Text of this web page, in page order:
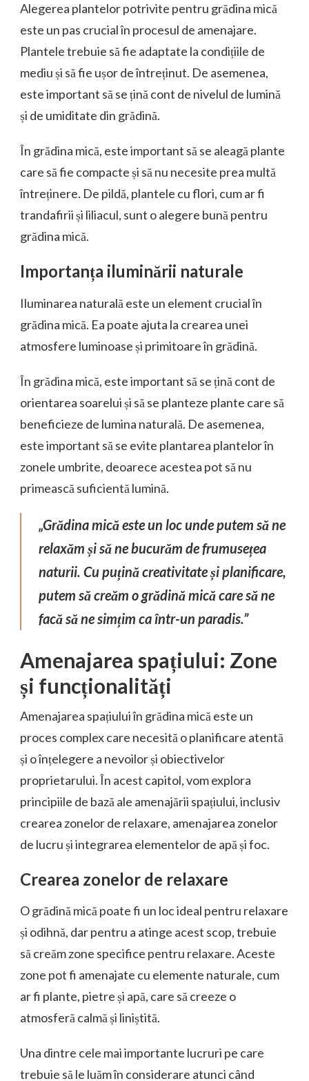
Alegerea plantelor potrivite pentru grădina mică
este un pas crucial în procesul de amenajare.
Plantele trebuie să fie adaptate la condițiile de
mediu și să fie ușor de întreținut. De asemenea,
este important să se țină cont de nivelul de lumină
și de umiditate din grădină.
În grădina mică, este important să se aleagă plante
care să fie compacte și să nu necesite prea multă
întreținere. De pildă, plantele cu flori, cum ar fi
trandafirii și liliacul, sunt o alegere bună pentru
grădina mică.
Importanța iluminării naturale
Iluminarea naturală este un element crucial în
grădina mică. Ea poate ajuta la crearea unei
atmosfere luminoase și primitoare în grădină.
În grădina mică, este important să se țină cont de
orientarea soarelui și să se planteze plante care să
beneficieze de lumina naturală. De asemenea,
este important să se evite plantarea plantelor în
zonele umbrite, deoarece acestea pot să nu
primească suficientă lumină.
„Grădina mică este un loc unde putem să ne
relaxăm și să ne bucurăm de frumusețea
naturii. Cu puțină creativitate și planificare,
putem să creăm o grădină mică care să ne
facă să ne simțim ca într-un paradis.”
Amenajarea spațiului: Zone
și funcționalități
Amenajarea spațiului în grădina mică este un
proces complex care necesită o planificare atentă
și o înțelegere a nevoilor și obiectivelor
proprietarului. În acest capitol, vom explora
principiile de bază ale amenajării spațiului, inclusiv
crearea zonelor de relaxare, amenajarea zonelor
de lucru și integrarea elementelor de apă și foc.
Crearea zonelor de relaxare
O grădină mică poate fi un loc ideal pentru relaxare
și odihnă, dar pentru a atinge acest scop, trebuie
să creăm zone specifice pentru relaxare. Aceste
zone pot fi amenajate cu elemente naturale, cum
ar fi plante, pietre și apă, care să creeze o
atmosferă calmă și liniștită.
Una dintre cele mai importante lucruri pe care
trebuie să le luăm în considerare atunci când